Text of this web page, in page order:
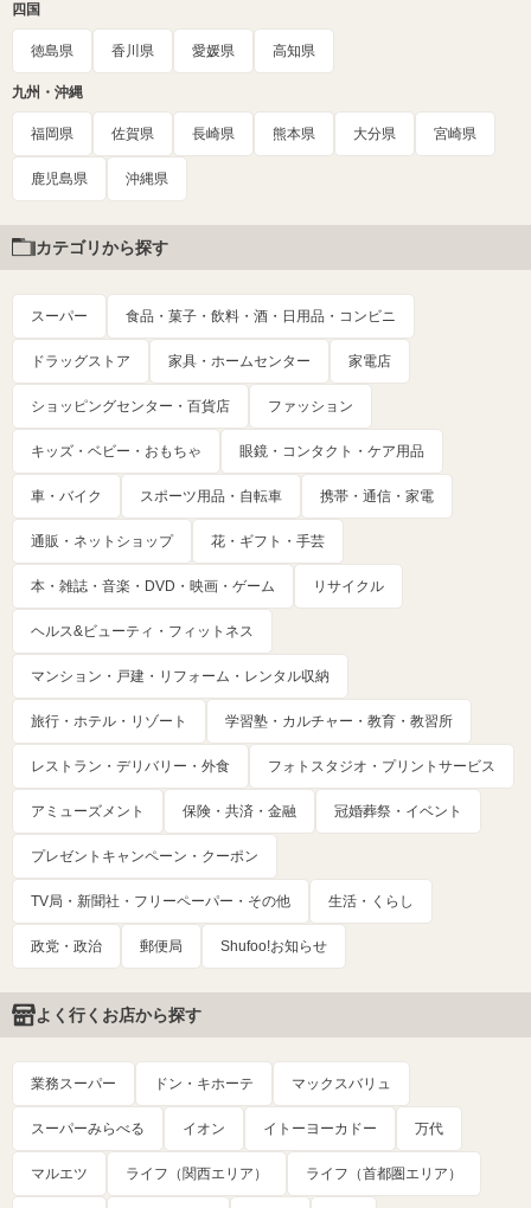
四国
徳島県 香川県 愛媛県 高知県
九州・沖縄
福岡県 佐賀県 長崎県 熊本県 大分県 宮崎県
鹿児島県 沖縄県
カテゴリから探す
スーパー 食品・菓子・飲料・酒・日用品・コンビニ
ドラッグストア 家具・ホームセンター 家電店
ショッピングセンター・百貨店 ファッション
キッズ・ベビー・おもちゃ 眼鏡・コンタクト・ケア用品
車・バイク スポーツ用品・自転車 携帯・通信・家電
通販・ネットショップ 花・ギフト・手芸
本・雑誌・音楽・DVD・映画・ゲーム リサイクル
ヘルス&ビューティ・フィットネス
マンション・戸建・リフォーム・レンタル収納
旅行・ホテル・リゾート 学習塾・カルチャー・教育・教習所
レストラン・デリバリー・外食 フォトスタジオ・プリントサービス
アミューズメント 保険・共済・金融 冠婚葬祭・イベント
プレゼントキャンペーン・クーポン
TV局・新聞社・フリーペーパー・その他 生活・くらし
政党・政治 郵便局 Shufoo!お知らせ
よく行くお店から探す
業務スーパー ドン・キホーテ マックスバリュ
スーパーみらべる イオン イトーヨーカドー 万代
マルエツ ライフ（関西エリア） ライフ（首都圏エリア）